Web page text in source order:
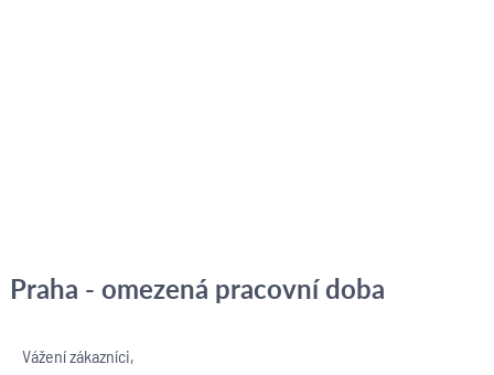
Praha - omezená pracovní doba
Vážení zákazníci,